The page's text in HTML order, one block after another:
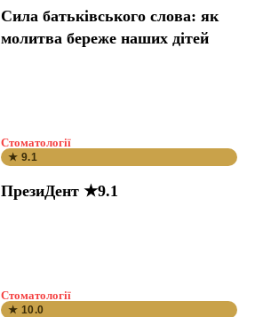
Сила батьківського слова: як
молитва береже наших дітей
Стоматології
★ 9.1
ПрезиДент ★9.1
Стоматології
★ 10.0